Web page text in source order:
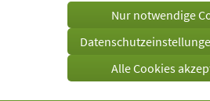
einem
Tab)
Nur notwendige
Alle Cookies